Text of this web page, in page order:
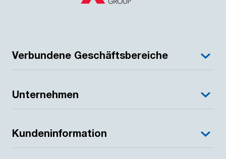
Verbundene Geschäftsbereiche
Unternehmen
Kundeninformation